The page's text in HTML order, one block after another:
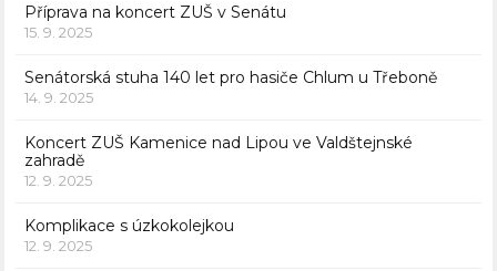
Příprava na koncert ZUŠ v Senátu
15. 9. 2025
Senátorská stuha 140 let pro hasiče Chlum u Třeboně
14. 9. 2025
Koncert ZUŠ Kamenice nad Lipou ve Valdštejnské
zahradě
12. 9. 2025
Komplikace s úzkokolejkou
12. 9. 2025